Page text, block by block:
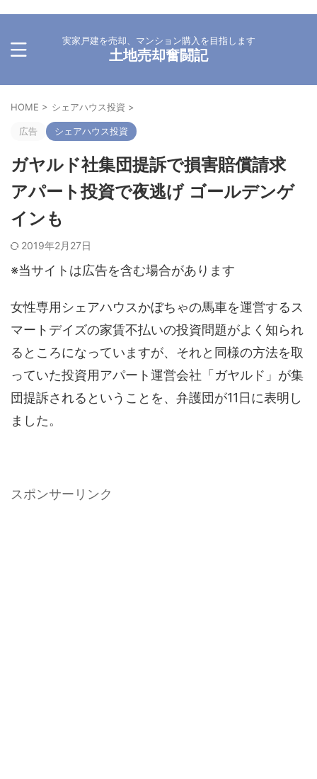
実家戸建を売却、マンション購入を目指します
土地売却奮闘記
HOME > シェアハウス投資 >
広告 シェアハウス投資
ガヤルド社集団提訴で損害賠償請求
アパート投資で夜逃げ ゴールデンゲ
インも
2019年2月27日
※当サイトは広告を含む場合があります
女性専用シェアハウスかぼちゃの馬車を運営するス
マートデイズの家賃不払いの投資問題がよく知られ
るところになっていますが、それと同様の方法を取
っていた投資用アパート運営会社「ガヤルド」が集
団提訴されるということを、弁護団が11日に表明し
ました。
スポンサーリンク